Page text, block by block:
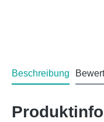
Beschreibung